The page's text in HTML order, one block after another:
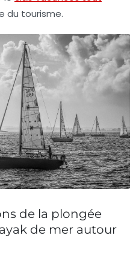
du tourisme.
de la plongée
de mer autour